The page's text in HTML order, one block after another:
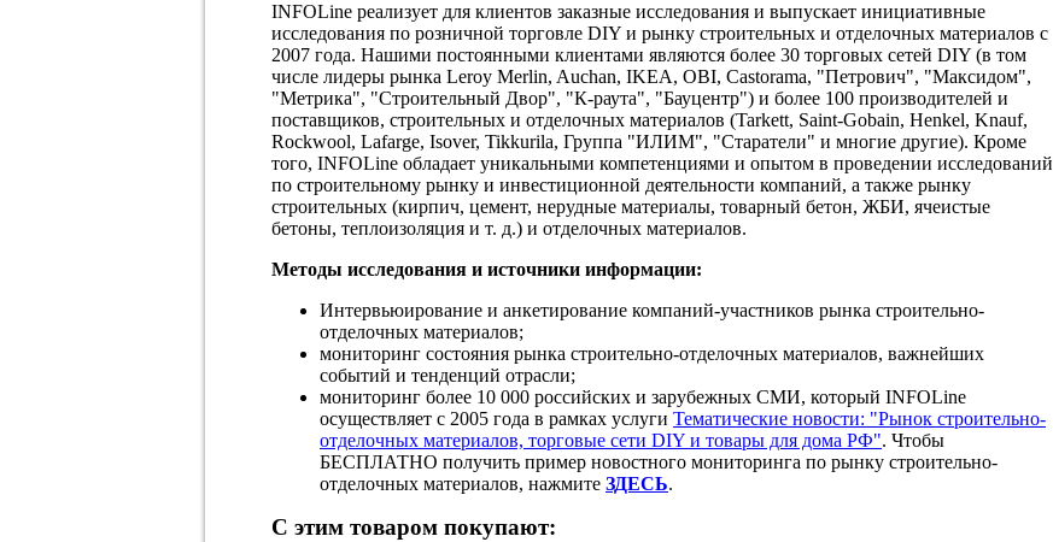
INFOLine реализует для клиентов заказные исследования и выпускает инициативные
исследования по розничной торговле DIY и рынку строительных и отделочных материалов c
2007 года. Нашими постоянными клиентами являются более 30 торговых сетей DIY (в том
числе лидеры рынка Leroy Merlin, Auchan, IKEA, OBI, Castorama, "Петрович", "Максидом",
"Метрика", "Строительный Двор", "К-раута", "Бауцентр") и более 100 производителей и
поставщиков, строительных и отделочных материалов (Tarkett, Saint-Gobain, Henkel, Knauf,
Rockwool, Lafarge, Isover, Tikkurila, Группа "ИЛИМ", "Старатели" и многие другие). Кроме
того, INFOLine обладает уникальными компетенциями и опытом в проведении исследований
по строительному рынку и инвестиционной деятельности компаний, а также рынку
строительных (кирпич, цемент, нерудные материалы, товарный бетон, ЖБИ, ячеистые
бетоны, теплоизоляция и т. д.) и отделочных материалов.
Методы исследования и источники информации:
Интервьюирование и анкетирование компаний-участников рынка строительно-
отделочных материалов;
мониторинг состояния рынка строительно-отделочных материалов, важнейших
событий и тенденций отрасли;
мониторинг более 10 000 российских и зарубежных СМИ, который INFOLine
осуществляет с 2005 года в рамках услуги Тематические новости: "Рынок строительно-
отделочных материалов, торговые сети DIY и товары для дома РФ". Чтобы
БЕСПЛАТНО получить пример новостного мониторинга по рынку строительно-
отделочных материалов, нажмите ЗДЕСЬ.
С этим товаром покупают: